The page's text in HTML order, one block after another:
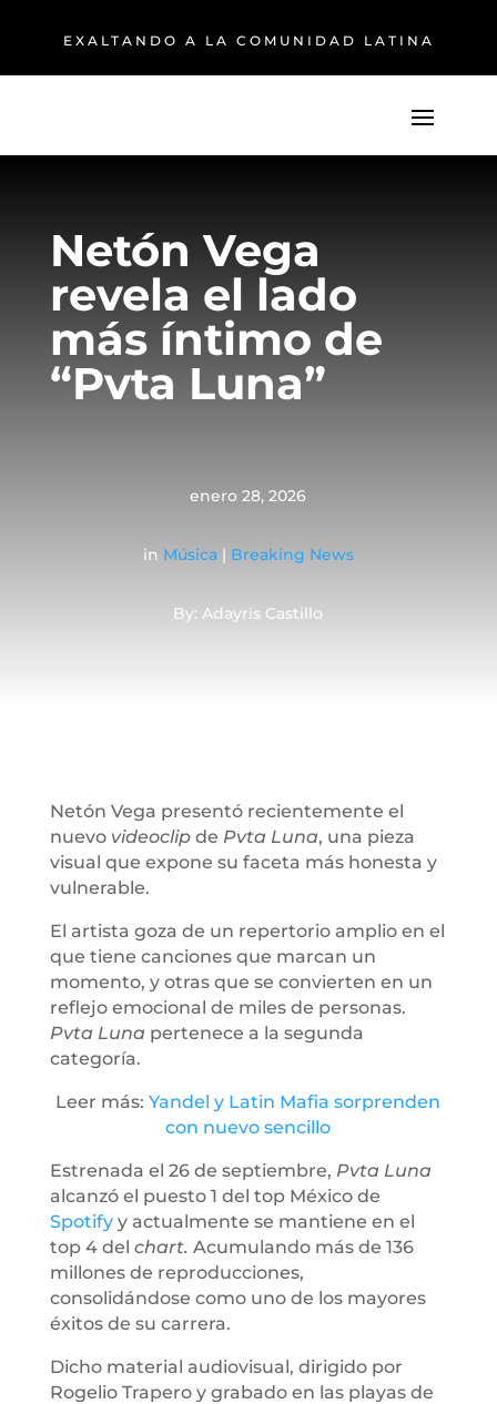
EXALTANDO A LA COMUNIDAD LATINA
Netón Vega
revela el lado
más íntimo de
“Pvta Luna”
enero 28, 2026
in Música | Breaking News
By: Adayris Castillo
Netón Vega presentó recientemente el
nuevo videoclipde Pvta Luna, una pieza
visual que expone su faceta más honesta y
vulnerable.
El artista goza de un repertorio amplio en el
que tiene canciones que marcan un
momento, y otras que se convierten en un
reflejo emocional de miles de personas.
Pvta Luna pertenece a la segunda
categoría.
Leer más:Yandel y Latin Mafia sorprenden
con nuevo sencillo
Estrenada el 26 de septiembre, Pvta Luna
alcanzó el puesto 1 del top México de
Spotifyy actualmente se mantiene en el
top 4 del chart. Acumulando más de 136
millones de reproducciones,
consolidándose como uno de los mayores
éxitos de su carrera.
Dicho material audiovisual, dirigido por
Rogelio Trapero y grabado en las playas de